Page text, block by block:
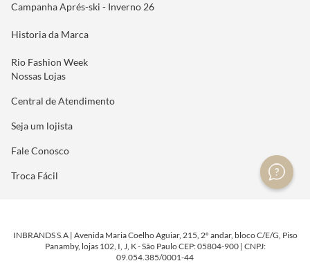
Campanha Aprés-ski - Inverno 26
Historia da Marca
Rio Fashion Week
Nossas Lojas
Central de Atendimento
Seja um lojista
Fale Conosco
Troca Fácil
INBRANDS S.A | Avenida Maria Coelho Aguiar, 215, 2º andar, bloco C/E/G, Piso
Panamby, lojas 102, I, J, K - São Paulo CEP: 05804-900 | CNPJ:
09.054.385/0001-44